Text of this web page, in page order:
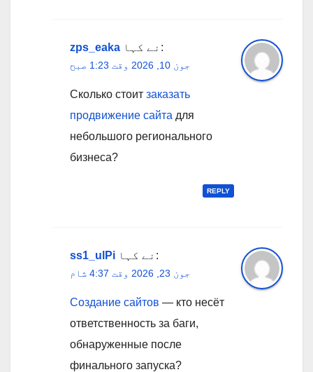
zps_eaka نے کہا:
جون 10, 2026 وقت 1:23 صبح
Сколько стоит заказать
продвижение сайта для
небольшого регионального
бизнеса?
REPLY
ss1_ulPi نے کہا:
جون 23, 2026 وقت 4:37 شام
Создание сайтов — кто несёт
ответственность за баги,
обнаруженные после
финального запуска?